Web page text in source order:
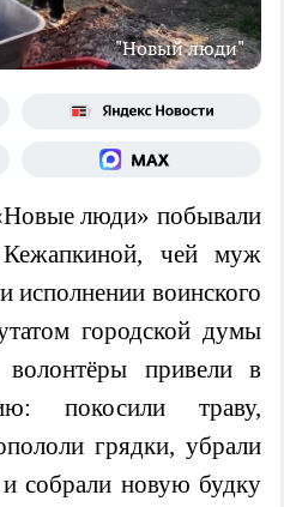
"Новый люди"
люди» побывали
Кежапкиной, чей муж
исполнении воинского
городской думы
привели в
покосили траву,
грядки, убрали
собрали новую будку